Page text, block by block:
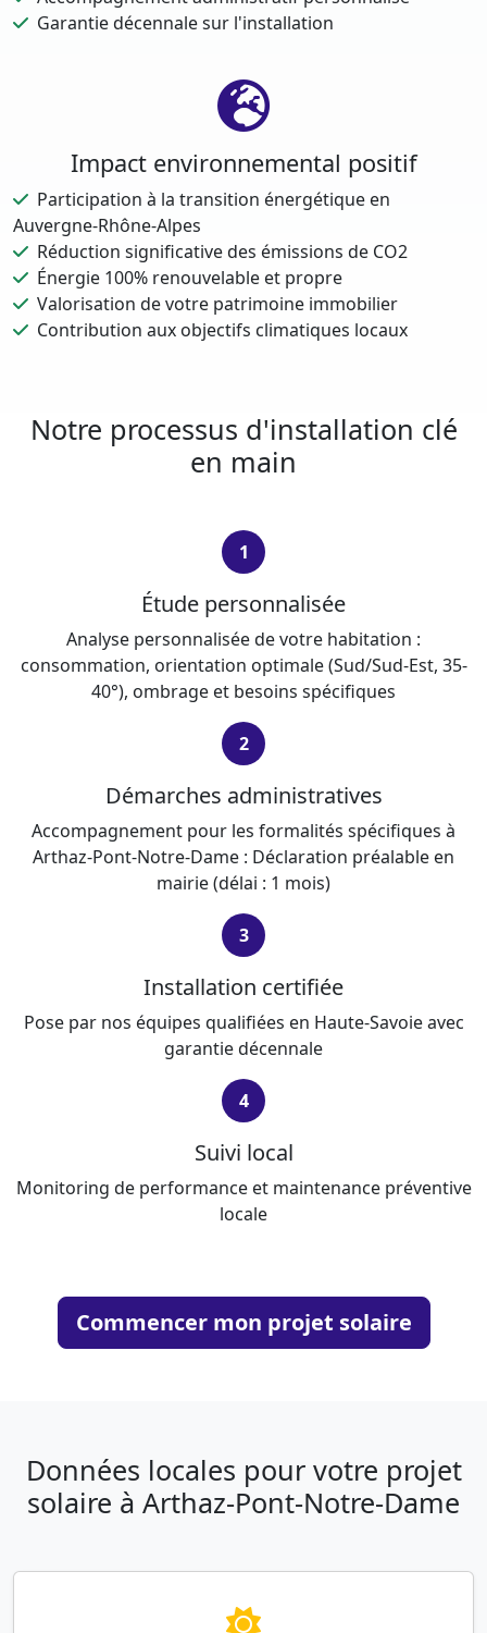
Garantie décennale sur l'installation
Impact environnemental positif
Participation à la transition énergétique en
Auvergne-Rhône-Alpes
Réduction significative des émissions de CO2
Énergie 100% renouvelable et propre
Valorisation de votre patrimoine immobilier
Contribution aux objectifs climatiques locaux
Notre processus d'installation clé
en main
1
Étude personnalisée
Analyse personnalisée de votre habitation :
consommation, orientation optimale (Sud/Sud-Est, 35-
40°), ombrage et besoins spécifiques
2
Démarches administratives
Accompagnement pour les formalités spécifiques à
Arthaz-Pont-Notre-Dame : Déclaration préalable en
mairie (délai : 1 mois)
3
Installation certifiée
Pose par nos équipes qualifiées en Haute-Savoie avec
garantie décennale
4
Suivi local
Monitoring de performance et maintenance préventive
locale
Commencer mon projet solaire
Données locales pour votre projet
solaire à Arthaz-Pont-Notre-Dame